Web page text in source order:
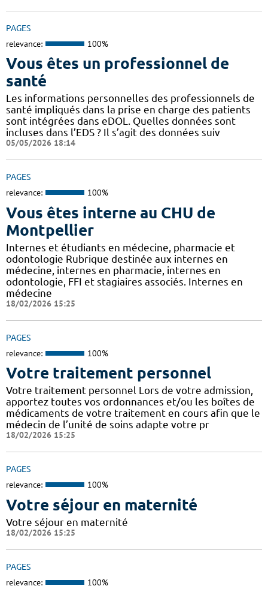
PAGES
relevance: 100%
Vous êtes un professionnel de
santé
Les informations personnelles des professionnels de
santé impliqués dans la prise en charge des patients
sont intégrées dans eDOL. Quelles données sont
incluses dans l’EDS ? Il s’agit des données suiv
05/05/2026 18:14
PAGES
relevance: 100%
Vous êtes interne au CHU de
Montpellier
Internes et étudiants en médecine, pharmacie et
odontologie Rubrique destinée aux internes en
médecine, internes en pharmacie, internes en
odontologie, FFI et stagiaires associés. Internes en
médecine
18/02/2026 15:25
PAGES
relevance: 100%
Votre traitement personnel
Votre traitement personnel Lors de votre admission,
apportez toutes vos ordonnances et/ou les boîtes de
médicaments de votre traitement en cours afin que le
médecin de l’unité de soins adapte votre pr
18/02/2026 15:25
PAGES
relevance: 100%
Votre séjour en maternité
Votre séjour en maternité
18/02/2026 15:25
PAGES
relevance: 100%